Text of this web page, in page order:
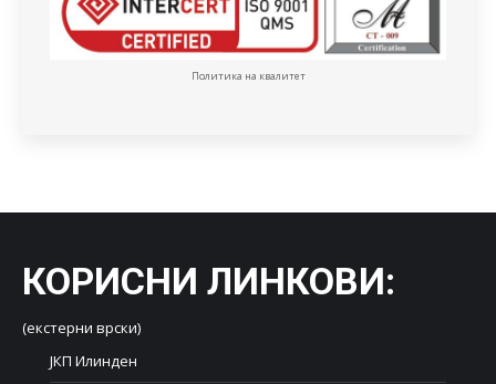
Политика на квалитет
КОРИСНИ ЛИНКОВИ:
(екстерни врски)
ЈКП Илинден